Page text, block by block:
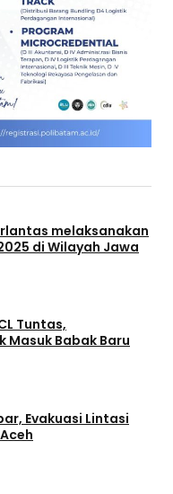
melaksanakan
di Wilayah Jawa
Tuntas,
Masuk Babak Baru
Evakuasi Lintasi